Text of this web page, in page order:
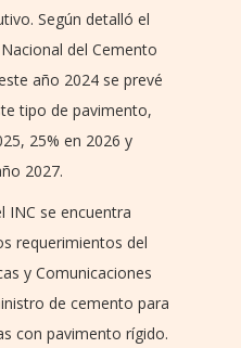
Según detalló el
del Cemento
año 2024 se prevé
tipo de pavimento,
25% en 2026 y
2027.
INC se encuentra
requerimientos del
y Comunicaciones
de cemento para
con pavimento rígido.